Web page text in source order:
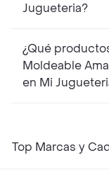
Jugueteria?
¿Qué
Moldeable
en Mi
Top Marcas y